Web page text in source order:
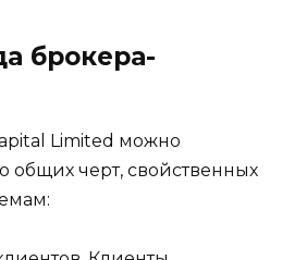
брокера-
Limited можно
общих черт, свойственных